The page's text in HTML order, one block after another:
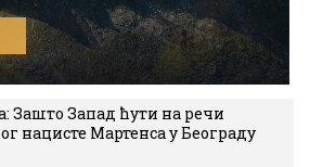
Зашто Запад ћути на речи
нацисте Мартенса у Београду